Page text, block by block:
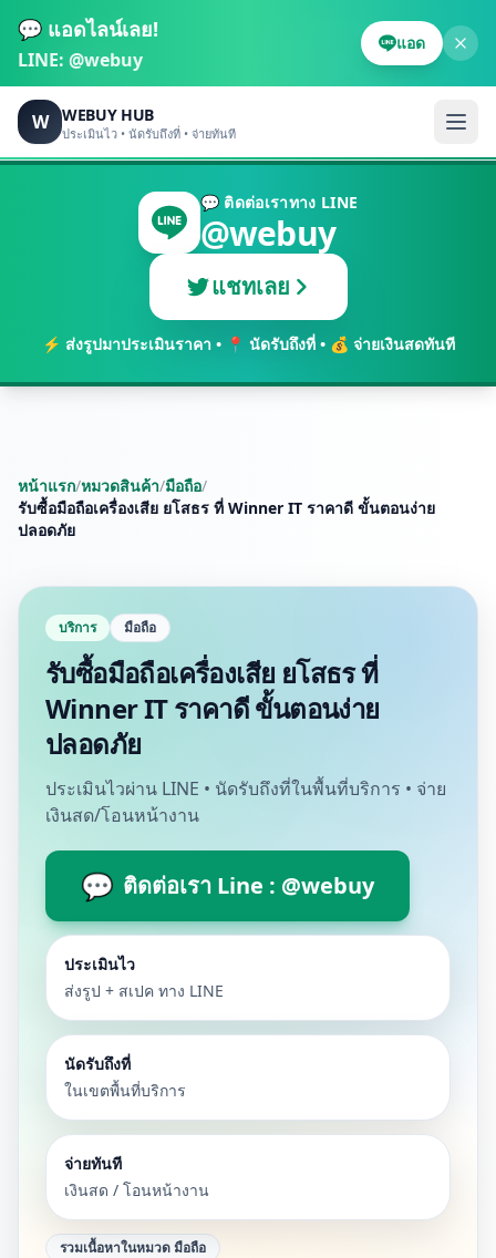
💬 แอดไลน์เลย!
LINE: @webuy
แอด
W WEBUY HUB
ประเมินไว • นัดรับถึงที่ • จ่ายทันที
💬 ติดต่อเราทาง LINE
@webuy
แชทเลย
⚡ ส่งรูปมาประเมินราคา • 📍 นัดรับถึงที่ • 💰 จ่ายเงินสดทันที
หน้าแรก/หมวดสินค้า/มือถือ/
รับซื้อมือถือเครื่องเสีย ยโสธร ที่ Winner IT ราคาดี ขั้นตอนง่าย
ปลอดภัย
บริการ มือถือ
รับซื้อมือถือเครื่องเสีย ยโสธร ที่
Winner IT ราคาดี ขั้นตอนง่าย
ปลอดภัย
ประเมินไวผ่าน LINE • นัดรับถึงที่ในพื้นที่บริการ • จ่าย
เงินสด/โอนหน้างาน
💬 ติดต่อเรา Line : @webuy
ประเมินไว
ส่งรูป + สเปค ทาง LINE
นัดรับถึงที่
ในเขตพื้นที่บริการ
จ่ายทันที
เงินสด / โอนหน้างาน
รวมเนื้อหาในหมวดมือถือ